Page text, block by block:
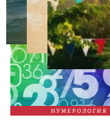
НУМЕРОЛОГИЯ